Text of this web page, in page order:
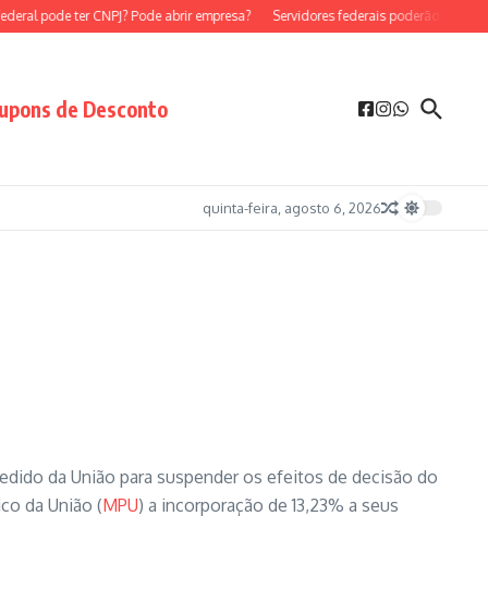
pode ter CNPJ? Pode abrir empresa? Servidores federais poderão ser MEI?
de Desconto
quinta-feira, agosto 6, 2026
da União para suspender os efeitos de decisão do
da União (MPU) a incorporação de 13,23% a seus